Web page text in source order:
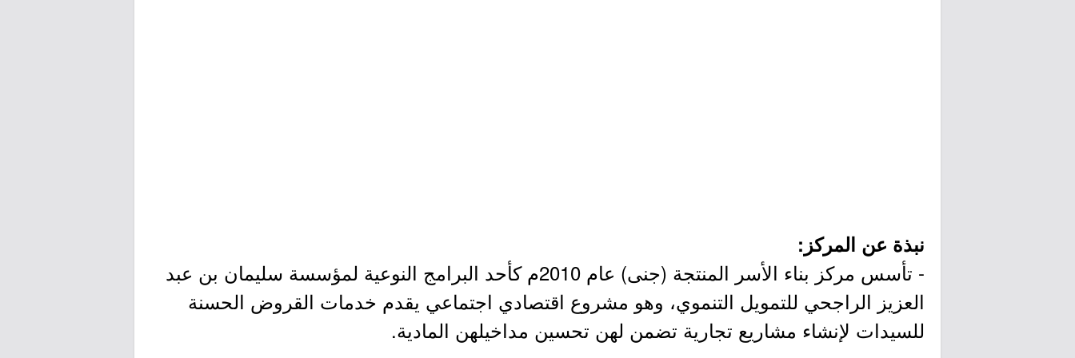
نبذة عن المركز:
- تأسس مركز بناء الأسر المنتجة (جنى) عام 2010م كأحد البرامج النوعية لمؤسسة سليمان بن عبد
العزيز الراجحي للتمويل التنموي، وهو مشروع اقتصادي اجتماعي يقدم خدمات القروض الحسنة
للسيدات لإنشاء مشاريع تجارية تضمن لهن تحسين مداخيلهن المادية.